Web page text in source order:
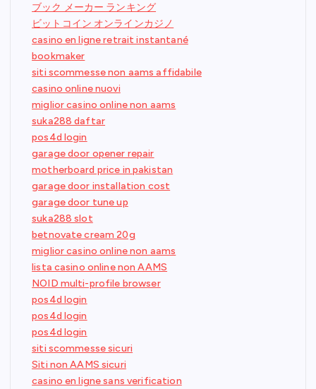
ブック メーカー ランキング
ビットコイン オンラインカジノ
casino en ligne retrait instantané
bookmaker
siti scommesse non aams affidabile
casino online nuovi
miglior casino online non aams
suka288 daftar
pos4d login
garage door opener repair
motherboard price in pakistan
garage door installation cost
garage door tune up
suka288 slot
betnovate cream 20g
miglior casino online non aams
lista casino online non AAMS
NOID multi-profile browser
pos4d login
pos4d login
pos4d login
siti scommesse sicuri
Siti non AAMS sicuri
casino en ligne sans verification